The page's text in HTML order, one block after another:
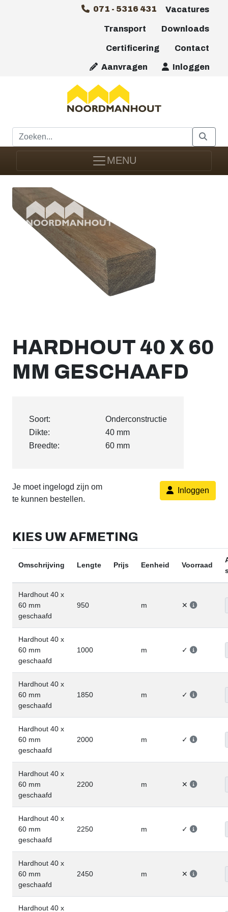
071 - 5316 431 Vacatures
Transport Downloads
Certificering Contact
Aanvragen Inloggen
MENU
HARDHOUT 40 X 60
MM GESCHAAFD
Soort:
Onderconstructie
Dikte:
40 mm
Breedte:
60 mm
Je moet ingelogd zijn om
te kunnen bestellen.
Inloggen
KIES UW AFMETING
Omschrijving Lengte Prijs Eenheid Voorraad
Hardhout 40 x
60 mm
geschaafd
950 m ✕
Hardhout 40 x
60 mm
geschaafd
1000 m ✓
Hardhout 40 x
60 mm
geschaafd
1850 m ✓
Hardhout 40 x
60 mm
geschaafd
2000 m ✓
Hardhout 40 x
60 mm
geschaafd
2200 m ✕
Hardhout 40 x
60 mm
geschaafd
2250 m ✓
Hardhout 40 x
60 mm
geschaafd
2450 m ✕
Hardhout 40 x